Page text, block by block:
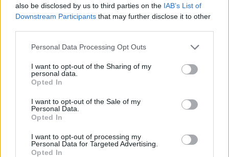
also be disclosed by us to third parties on the IAB’s List of
Downstream Participants that may further disclose it to other
Personal Data Processing Opt Outs
I want to opt-out of the Sharing of my
personal data.
Opted In
I want to opt-out of the Sale of my
Personal Data.
Opted In
I want to opt-out of processing my
Personal Data for Targeted Advertising.
Opted In